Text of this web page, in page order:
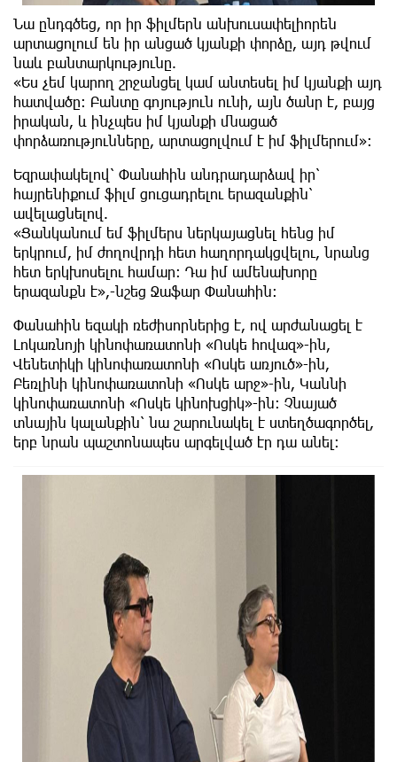
Նա ընդգծեց, որ իր ֆիլմերն անխուսափելիորեն
արտացոլում են իր անցած կյանքի փորձը, այդ թվում
նաև բանտարկությունը.
«Ես չեմ կարող շրջանցել կամ անտեսել իմ կյանքի այդ
հատվածը։ Բանտը գոյություն ունի, այն ծանր է, բայց
իրական, և ինչպես իմ կյանքի մնացած
փորձառությունները, արտացոլվում է իմ ֆիլմերում»։
Եզրափակելով՝ Փանահին անդրադարձավ իր՝
հայրենիքում ֆիլմ ցուցադրելու երազանքին՝
ավելացնելով.
«Ցանկանում եմ ֆիլմերս ներկայացնել հենց իմ
երկրում, իմ ժողովրդի հետ հաղորդակցվելու, նրանց
հետ երկխոսելու համար։ Դա իմ ամենախորը
երազանքն է»,-նշեց Ջաֆար Փանահին։
Փանահին եզակի ռեժիսորներից է, ով արժանացել է
Լոկառնոյի կինոփառատոնի «Ոսկե հովազ»-ին,
Վենետիկի կինոփառատոնի «Ոսկե առյուծ»-ին,
Բեռլինի կինոփառատոնի «Ոսկե արջ»-ին, Կաննի
կինոփառատոնի «Ոսկե կինոխցիկ»-ին։ Չնայած
տնային կալանքին՝ նա շարունակել է ստեղծագործել,
երբ նրան պաշտոնապես արգելված էր դա անել: